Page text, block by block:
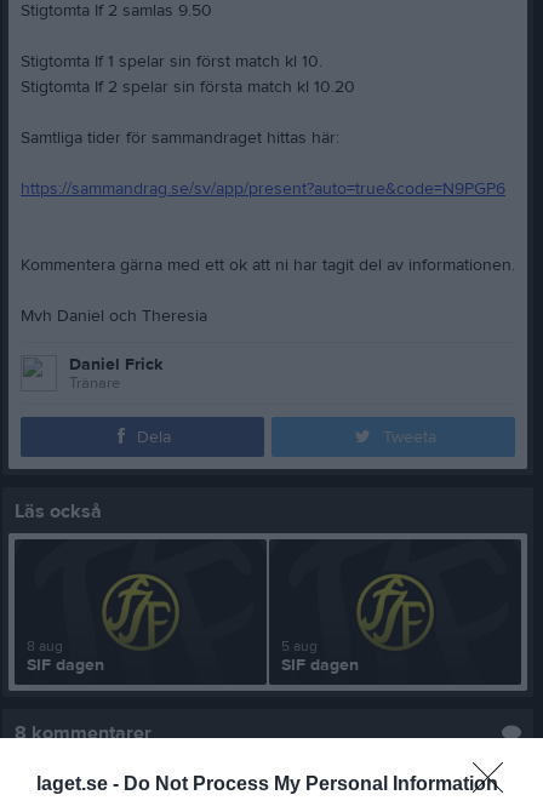
laget.se - Do Not Process My Personal Information
Stigtomta If 2 samlas 9.50
Stigtomta If 1 spelar sin först match kl 10.
Stigtomta If 2 spelar sin första match kl 10.20
Samtliga tider för sammandraget hittas här:
https://sammandrag.se/sv/app/present?auto=true&code=N9PGP6
Kommentera gärna med ett ok att ni har tagit del av informationen.
Mvh Daniel och Theresia
Daniel Frick
Tränare
Dela Tweeta
Läs också
8 aug
SIF dagen
5 aug
SIF dagen
8kommentarer
23 maj
Simone Svalberg